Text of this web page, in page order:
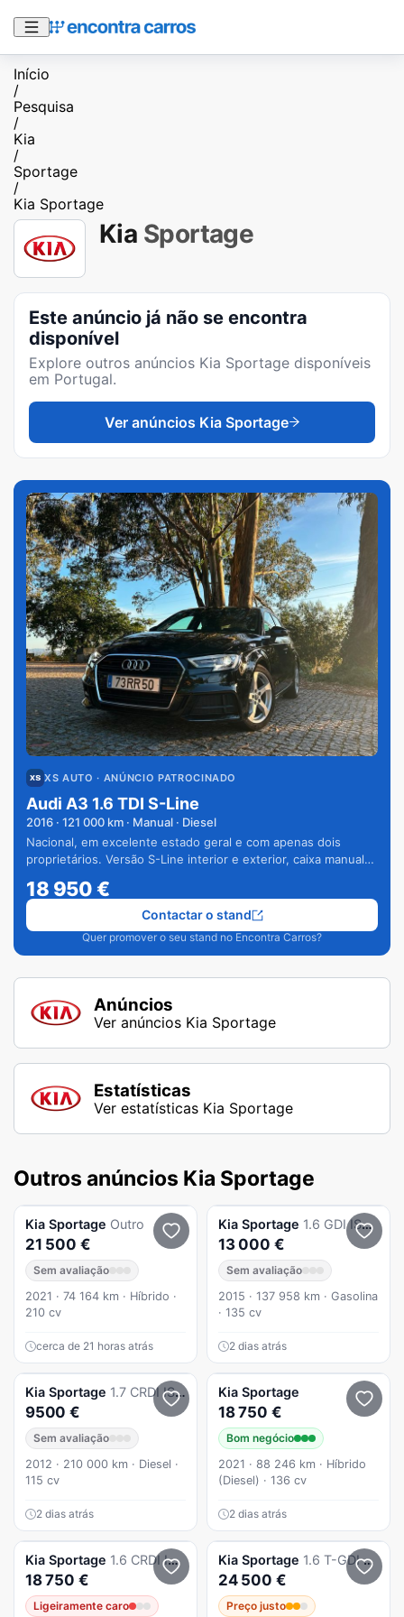
Início
/
Pesquisa
/
Kia
/
Sportage
/
Kia Sportage
Kia Sportage
Este anúncio já não se encontra
disponível
Explore outros anúncios Kia Sportage disponíveis
em Portugal.
Ver anúncios Kia Sportage
XS AUTO · ANÚNCIO PATROCINADO
Audi A3 1.6 TDI S-Line
2016 · 121 000 km · Manual · Diesel
Nacional, em excelente estado geral e com apenas dois
proprietários. Versão S-Line interior e exterior, caixa manual
18 950€
Quer promover o seu stand no Encontra Carros?
Contactar o stand
Anúncios
Ver anúncios Kia Sportage
Estatísticas
Ver estatísticas Kia Sportage
Outros anúncios Kia Sportage
Kia Sportage Outro
21 500 €
Sem avaliação
2021 · 74 164 km · Híbrido ·
210 cv
cerca de 21 horas atrás
Kia Sportage 1.6 GDI ISG Silver
13 000 €
Sem avaliação
2015 · 137 958 km · Gasolina
· 135 cv
2 dias atrás
Kia Sportage 1.7 CRDI ISG Xtra Edition
9500 €
Sem avaliação
2012 · 210 000 km · Diesel ·
115 cv
2 dias atrás
Kia Sportage
18 750 €
Bom negócio
2021 · 88 246 km · Híbrido
(Diesel) · 136 cv
2 dias atrás
Kia Sportage 1.6 CRDI ISG Tech Hybrid
18 750 €
Ligeiramente caro
Kia Sportage 1.6 T-GDI Drive
24 500 €
Preço justo